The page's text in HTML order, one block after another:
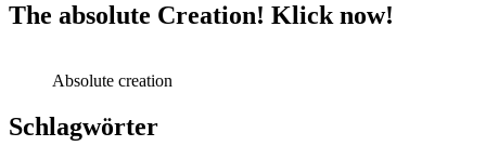
The absolute Creation! Klick now!
Absolute creation
Schlagwörter